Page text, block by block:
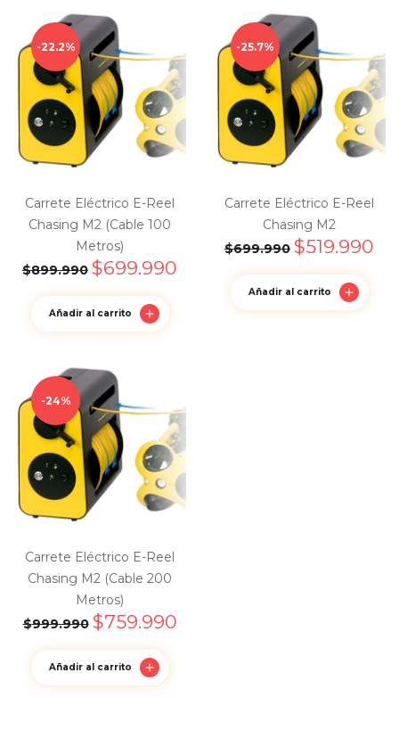
22.2%
Carrete Eléctrico E-Reel
Chasing M2 (Cable 100
Metros)
$899.990 $699.990
Añadir al carrito
25.7%
Carrete Eléctrico E-Reel
Chasing M2
$699.990 $519.990
Añadir al carrito
24%
Carrete Eléctrico E-Reel
Chasing M2 (Cable 200
Metros)
$999.990 $759.990
Añadir al carrito